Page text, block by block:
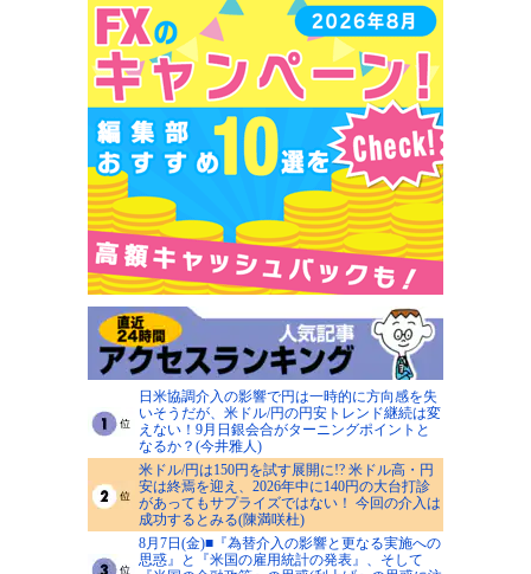
日米協調介入の影響で円は一時的に方向感を失
いそうだが、米ドル/円の円安トレンド継続は変
えない！9月日銀会合がターニングポイントと
なるか？(今井雅人)
米ドル/円は150円を試す展開に!? 米ドル高・円
安は終焉を迎え、2026年中に140円の大台打診
があってもサプライズではない！ 今回の介入は
成功するとみる(陳満咲杜)
8月7日(金)■『為替介入の影響と更なる実施への
思惑』と『米国の雇用統計の発表』、そして